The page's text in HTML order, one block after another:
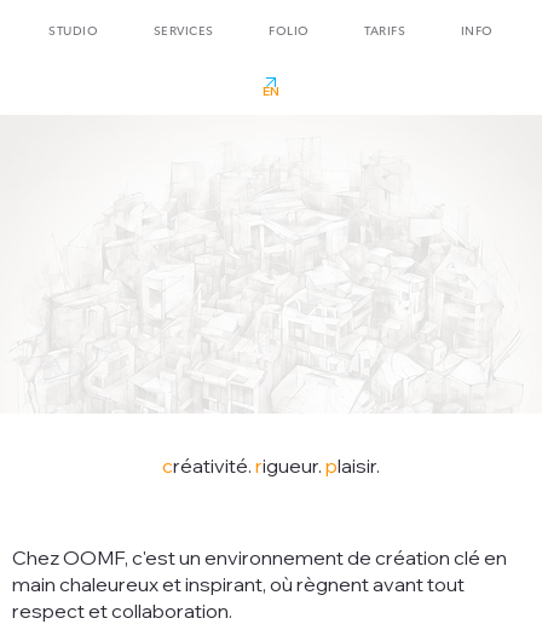
STUDIO SERVICES FOLIO TARIFS INFO
créativité. rigueur. plaisir.
Chez OOMF, c'est unenvironnement de création clé en
main chaleureux et inspirant, où règnent avant tout
respect et collaboration.